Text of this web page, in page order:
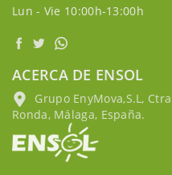
Lun - Vie 10:00h-13:00h
ACERCA DE ENSOL
Grupo EnyMova,S.L,
Ronda, Málaga, España.